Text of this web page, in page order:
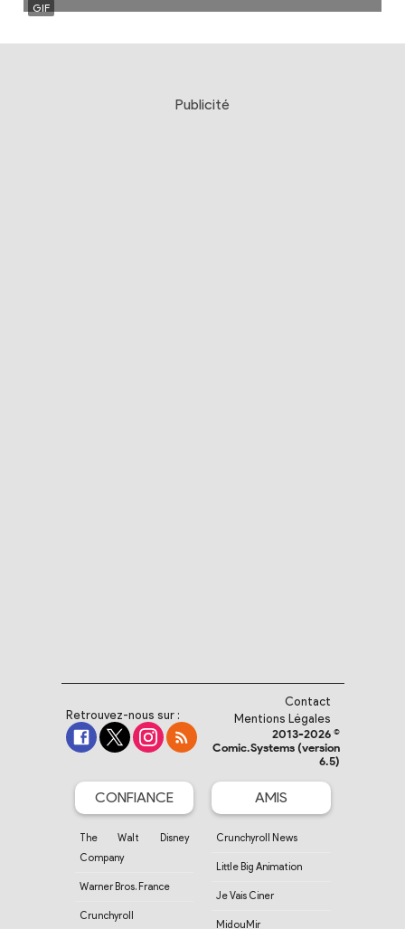
Publicité
Retrouvez-nous sur :
Contact
Mentions Légales
2013-2026 ©
Comic.Systems (version
6.5)
CONFIANCE
The Walt Disney
Company
Warner Bros. France
Crunchyroll
AMIS
Crunchyroll News
Little Big Animation
Je Vais Ciner
MidouMir